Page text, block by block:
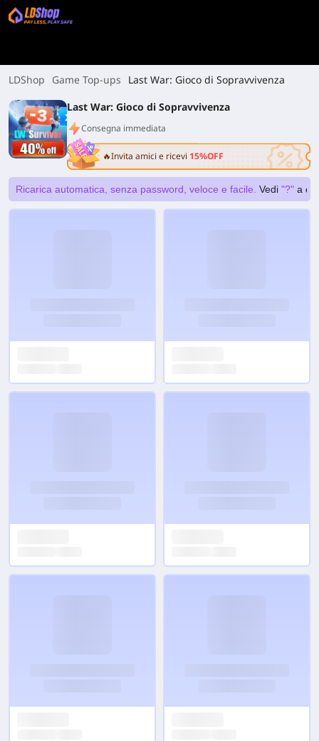
LDShop Game Top-ups
Last War: Gioco di Sopravvivenza
Last War: Gioco di Sopravvivenza
Consegna immediata
🔥Invita amici e ricevi 15%OFF
Ricarica automatica, senza password, veloce e facile. Vedi "?" a